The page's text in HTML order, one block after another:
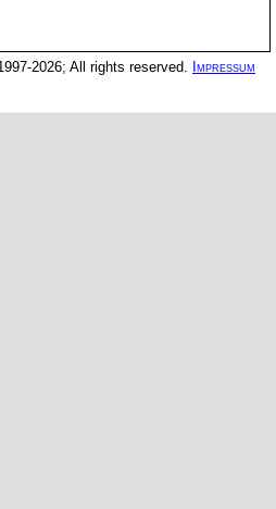
2026; All rights reserved. Impressum